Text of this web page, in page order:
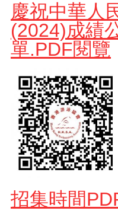
慶祝中華人
(2024)成績
單.PDF閱覽
招集時間